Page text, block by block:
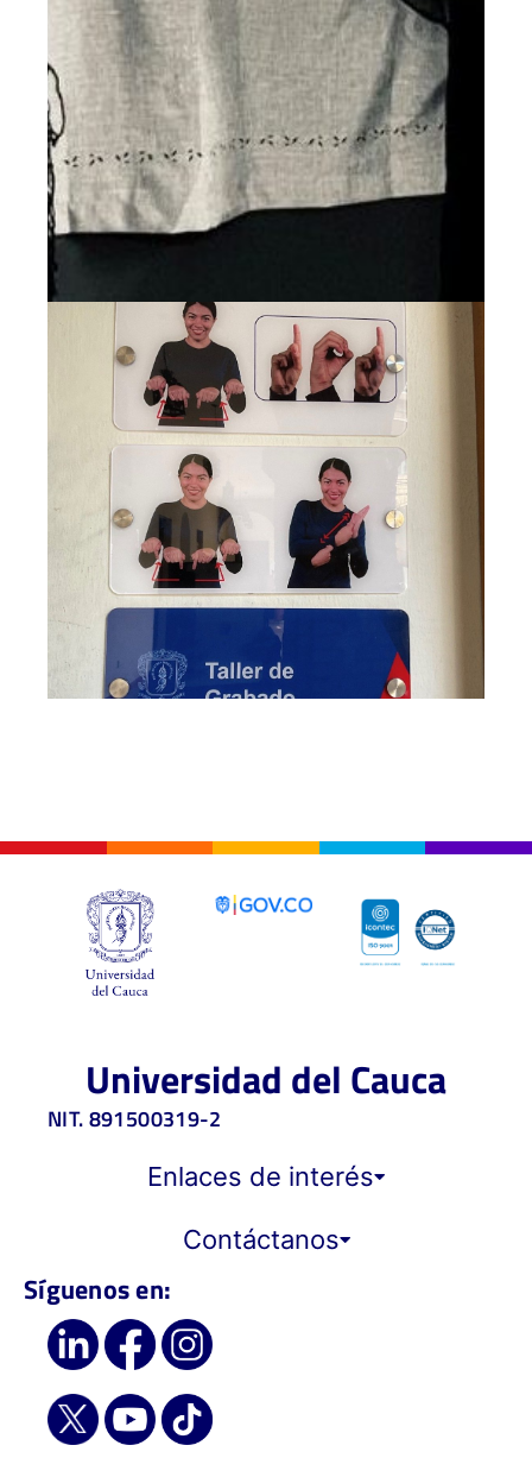
Universidad del Cauca
NIT. 891500319-2
Enlaces de interés
Contáctanos
Síguenos en: